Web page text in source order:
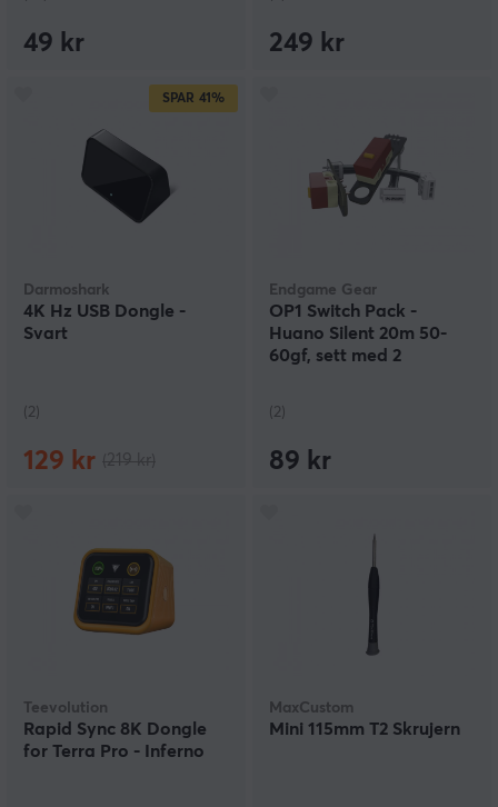
49 kr 249 kr
SPAR 41%
Darmoshark
4K Hz USB Dongle -
Svart
(2)
129 kr
Endgame Gear
OP1 Switch Pack -
Huano Silent 20m 50-
60gf, sett med 2
(2)
89 kr
Teevolution
Rapid Sync 8K Dongle
for Terra Pro - Inferno
MaxCustom
Mini 115mm T2 Skrujern